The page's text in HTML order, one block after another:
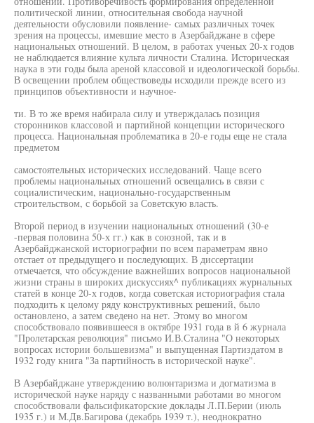
политической линии, относительная свобода научной
деятельности обусловили появление- самых различных точек
зрения на процессы, имевшие место в Азербайджане в сфере
национальных отношений. В целом, в работах ученых 20-х годов
не наблюдается влияние культа личности Сталина. Историческая
наука в эти годы была ареной классовой и идеологической борьбы.
В освещении проблем обществоведы исходили прежде всего из
принципов объективности и научное-
ти. В то же время набирала силу и утверждалась позиция
сторонников классовой и партийной концепции исторического
процесса. Национальная проблематика в 20-е годы еще не стала
предметом
самостоятельных исторических исследований. Чаще всего
проблемы национальных отношений освещались в связи с
социалистическим, национально-государственным
строительством, с борьбой за Советскую власть.
Второй период в изучении национальных отношений (30-е
-первая половина 50-х гг.) как в союзной, так и в
Азербайджанской историографии по всем параметрам явно
отстает от предыдущего и последующих. В диссертации
отмечается, что обсуждение важнейших вопросов национальной
жизни страны в широких дискуссиях^ публикациях журнальных
статей в конце 20-х годов, когда советская историография стала
подходить к целому ряду конструктивных решений, было
остановлено, а затем сведено на нет. Этому во многом
способствовало появившееся в октябре 1931 года в й 6 журнала
"Пролетарская революция" письмо И.В.Сталина "О некоторых
вопросах истории большевизма" и выпущенная Партиздатом в
1932 году книга "За партийность в исторической науке".
В Азербайджане утверждению волюнтаризма и догматизма в
исторической науке наряду с названными работами во многом
способствовали фальсификаторские доклады Л.П.Берии (июль
1935 г.) и М.Дв.Багирова (декабрь 1939 т.), неоднократно